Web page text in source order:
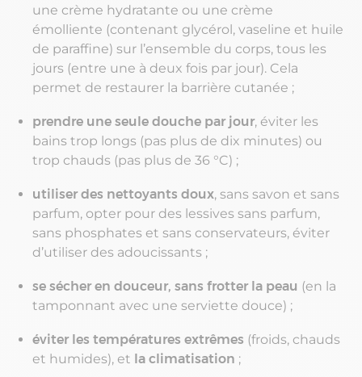
une crème hydratante ou une crème
émolliente (contenant glycérol, vaseline et huile
de paraffine) sur l’ensemble du corps, tous les
jours (entre une à deux fois par jour). Cela
permet de restaurer la barrière cutanée ;
prendre une seule douche par jour, éviter les
bains trop longs (pas plus de dix minutes) ou
trop chauds (pas plus de 36 °C) ;
utiliser des nettoyants doux, sans savon et sans
parfum, opter pour des lessives sans parfum,
sans phosphates et sans conservateurs, éviter
d’utiliser des adoucissants ;
se sécher en douceur, sans frotter la peau (en la
tamponnant avec une serviette douce) ;
éviter les températures extrêmes (froids, chauds
et humides), et la climatisation ;